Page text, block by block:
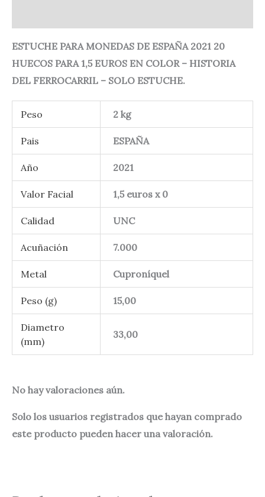
ESTUCHE PARA MONEDAS DE ESPAÑA 2021 20
HUECOS PARA 1,5 EUROS EN COLOR – HISTORIA
DEL FERROCARRIL – SOLO ESTUCHE.
Peso 2 kg
Pais ESPAÑA
Año 2021
Valor Facial 1,5 euros x 0
Calidad UNC
Acuñación 7.000
Metal Cuproníquel
Peso (g) 15,00
Diametro
(mm)
33,00
No hay valoraciones aún.
Solo los usuarios registrados que hayan comprado
este producto pueden hacer una valoración.